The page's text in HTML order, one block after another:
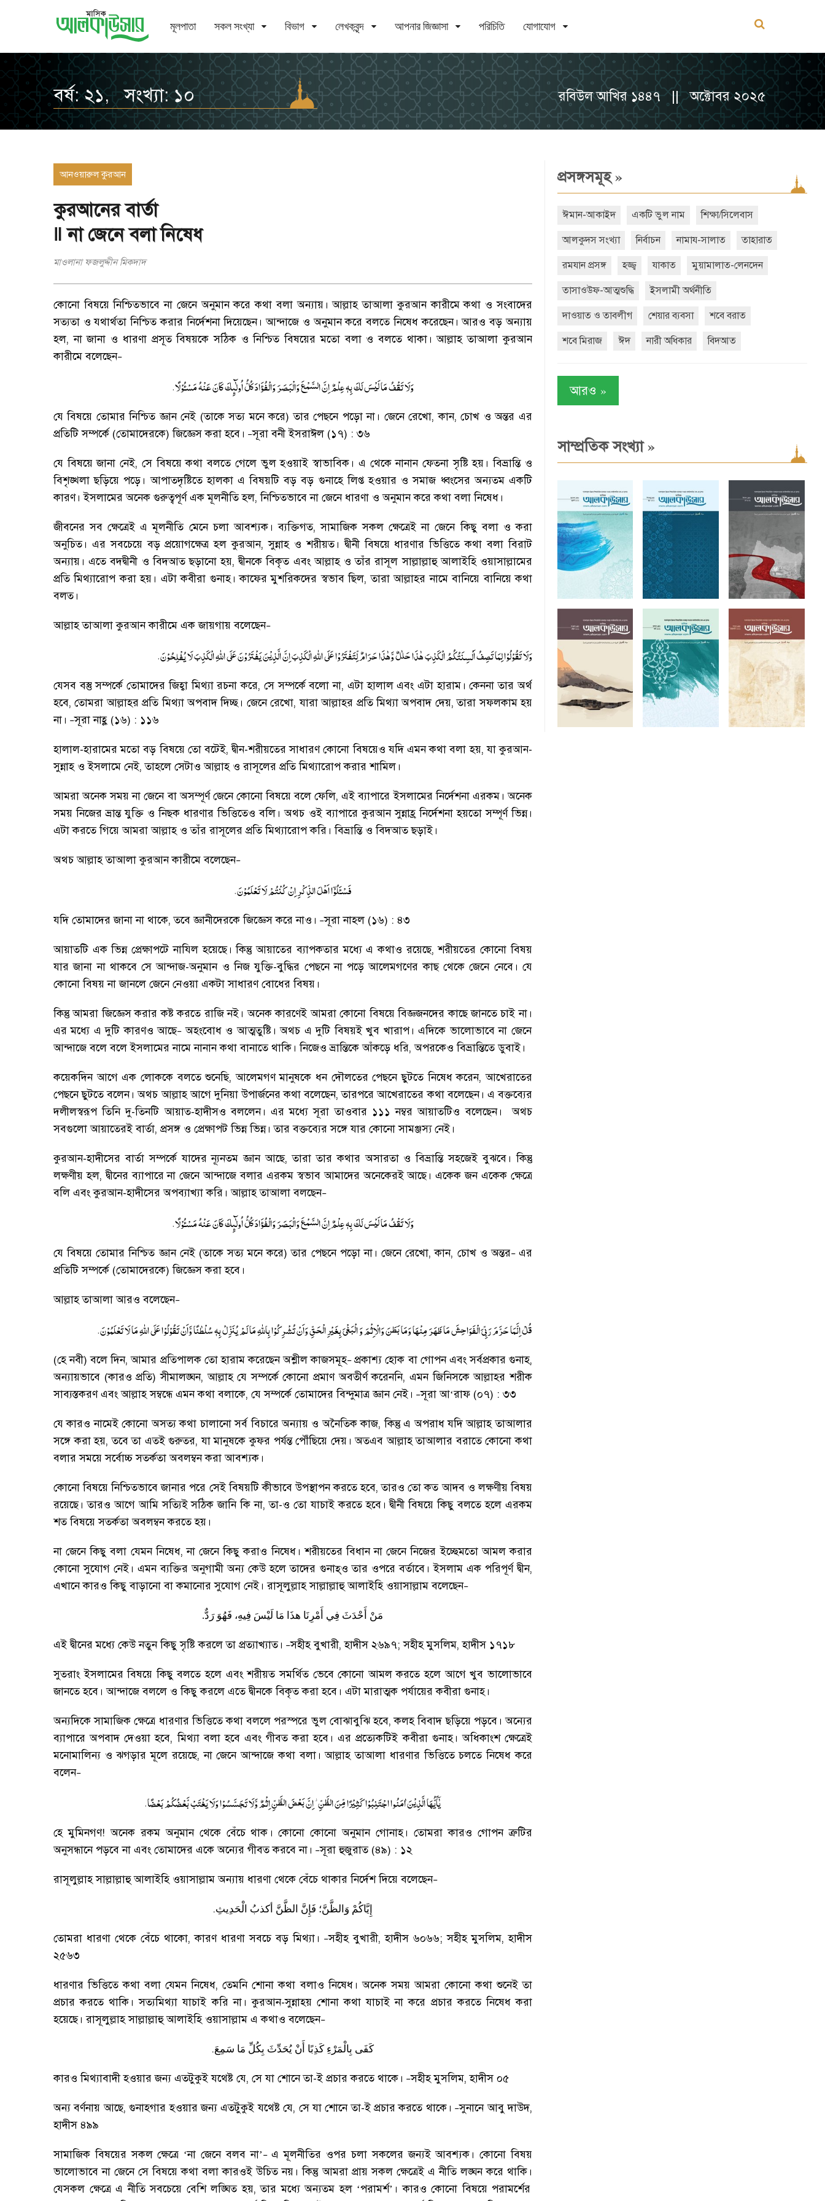
মূলপাতা সকল সংখ্যা বিভাগ লেখকবৃন্দ আপনার জিজ্ঞাসা পরিচিতি যোগাযোগ
বর্ষ: ২১, সংখ্যা: ১০ রবিউল আখির ১৪৪৭ || অক্টোবর ২০২৫
আনওয়ারুল কুরআন
কুরআনের বার্তা
‖ না জেনে বলা নিষেধ
মাওলানা ফজলুদ্দীন মিকদাদ
কোনো বিষয়ে নিশ্চিতভাবে না জেনে অনুমান করে কথা বলা অন্যায়। আল্লাহ তাআলা কুরআন কারীমে কথা ও সংবাদের
সত্যতা ও যথার্থতা নিশ্চিত করার নির্দেশনা দিয়েছেন। আন্দাজে ও অনুমান করে বলতে নিষেধ করেছেন। আরও বড় অন্যায়
হল,না জানা ও ধারণা প্রসূত বিষয়কে সঠিক ও নিশ্চিত বিষয়ের মতো বলা ও বলতে থাকা। আল্লাহ তাআলা কুরআন
কারীমে বলেছেন–
وَلَا تَقْفُ مَا لَیْسَ لَكَ بِهٖ عِلْمٌ اِنَّ السَّمْعَ وَالْبَصَرَ وَالْفُؤَادَ كُلُّ اُولٰٓىِٕكَ كَانَ عَنْهُ مَسْـُٔوْلًا.
যে বিষয়ে তোমার নিশ্চিত জ্ঞান নেই (তাকে সত্য মনে করে) তার পেছনে পড়ো না । জেনে রেখো,কান,চোখ ও অন্তর এর
প্রতিটি সম্পর্কে (তোমাদেরকে) জিজ্ঞেস করা হবে । –সূরা বনী ইসরাঈল (১৭) : ৩৬
যে বিষয়ে জানা নেই, সে বিষয়ে কথা বলতে গেলে ভুল হওয়াই স্বাভাবিক । এ থেকে নানান ফেতনা সৃষ্টি হয় । বিভ্রান্তি ও
বিশৃঙ্খলা ছড়িয়ে পড়ে । আপাতদৃষ্টিতে হালকা এ বিষয়টি বড় বড় গুনাহে লিপ্ত হওয়ার ও সমাজ ধ্বংসের অন্যতম একটি
কারণ। ইসলামের অনেক গুরুত্বপূর্ণ এক মূলনীতি হল,নিশ্চিতভাবে না জেনে ধারণা ও অনুমান করে কথা বলা নিষেধ ।
জীবনের সব ক্ষেত্রেই এ মূলনীতি মেনে চলা আবশ্যক। ব্যক্তিগত,সামাজিক সকল ক্ষেত্রেই না জেনে কিছু বলা ও করা
অনুচিত। এর সবচেয়ে বড় প্রয়োগক্ষেত্র হল কুরআন,সুন্নাহ ও শরীয়ত। দ্বীনী বিষয়ে ধারণার ভিত্তিতে কথা বলা বিরাট
অন্যায় । এতে বদদ্বীনী ও বিদআত ছড়ানো হয়,দ্বীনকে বিকৃত এবং আল্লাহ ও তাঁর রাসূল সাল্লাল্লাহু আলাইহি ওয়াসাল্লামের
প্রতি মিথ্যারোপ করা হয় । এটা কবীরা গুনাহ। কাফের মুশরিকদের স্বভাব ছিল,তারা আল্লাহর নামে বানিয়ে বানিয়ে কথা
বলত।
আল্লাহ তাআলা কুরআন কারীমে এক জায়গায় বলেছেন–
وَلَا تَقُوْلُوْا لِمَا تَصِفُ اَلْسِنَتُكُمُ الْكَذِبَ هٰذَا حَلٰلٌ وَّهٰذَا حَرَامٌ لِّتَفْتَرُوْا عَلَی اللهِ الْكَذِبَ اِنَّ الَّذِیْنَ یَفْتَرُوْنَ عَلَی اللهِ الْكَذِبَ لَا یُفْلِحُوْنَ.
যেসব বস্তু সম্পর্কে তোমাদের জিহ্বা মিথ্যা রচনা করে, সে সম্পর্কে বলো না, এটা হালাল এবং এটা হারাম। কেননা তার অর্থ
হবে,তোমরা আল্লাহর প্রতি মিথ্যা অপবাদ দিচ্ছ । জেনে রেখো,যারা আল্লাহর প্রতি মিথ্যা অপবাদ দেয়,তারা সফলকাম হয়
না । –সূরা নাহ্ল (১৬) : ১১৬
হালাল-হারামের মতো বড় বিষয়ে তো বটেই,দ্বীন-শরীয়তের সাধারণ কোনো বিষয়েও যদি এমন কথা বলা হয়,যা কুরআন-
সুন্নাহ ও ইসলামে নেই,তাহলে সেটাও আল্লাহ ও রাসূলের প্রতি মিথ্যারোপ করার শামিল ।
আমরা অনেক সময় না জেনে বা অসম্পূর্ণ জেনে কোনো বিষয়ে বলে ফেলি,এই ব্যাপারে ইসলামের নির্দেশনা এরকম। অনেক
সময় নিজের ভ্রান্ত যুক্তি ও নিছক ধারণার ভিত্তিতেও বলি । অথচ ওই ব্যাপারে কুরআন সুন্নাহ্র নির্দেশনা হয়তো সম্পূর্ণ ভিন্ন।
এটা করতে গিয়ে আমরা আল্লাহ ও তাঁর রাসূলের প্রতি মিথ্যারোপ করি । বিভ্রান্তি ও বিদআত ছড়াই।
অথচ আল্লাহ তাআলা কুরআন কারীমে বলেছেন–
فَسْـَٔلُوْۤا اَهْلَ الذِّكْرِ اِنْ كُنْتُمْ لَا تَعْلَمُوْنَ.
যদি তোমাদের জানা না থাকে,তবে জ্ঞানীদেরকে জিজ্ঞেস করে নাও । –সূরা নাহল (১৬) : ৪৩
আয়াতটি এক ভিন্ন প্রেক্ষাপটে নাযিল হয়েছে। কিন্তু আয়াতের ব্যাপকতার মধ্যে এ কথাও রয়েছে,শরীয়তের কোনো বিষয়
যার জানা না থাকবে সে আন্দাজ-অনুমান ও নিজ যুক্তি-বুদ্ধির পেছনে না পড়ে আলেমগণের কাছ থেকে জেনে নেবে। যে
কোনো বিষয় না জানলে জেনে নেওয়া একটা সাধারণ বোধের বিষয় ।
কিন্তু আমরা জিজ্ঞেস করার কষ্ট করতে রাজি নই। অনেক কারণেই আমরা কোনো বিষয়ে বিজ্ঞজনদের কাছে জানতে চাই না।
এর মধ্যে এ দুটি কারণও আছে– অহংবোধ ও আত্মতুষ্টি। অথচ এ দুটি বিষয়ই খুব খারাপ। এদিকে ভালোভাবে না জেনে
আন্দাজে বলে বলে ইসলামের নামে নানান কথা বানাতে থাকি । নিজেও ভ্রান্তিকে আঁকড়ে ধরি,অপরকেও বিভ্রান্তিতে ডুবাই।
কয়েকদিন আগে এক লোককে বলতে শুনেছি,আলেমগণ মানুষকে ধন দৌলতের পেছনে ছুটতে নিষেধ করেন,আখেরাতের
পেছনে ছুটতে বলেন। অথচ আল্লাহ আগে দুনিয়া উপার্জনের কথা বলেছেন,তারপরে আখেরাতের কথা বলেছেন। এ বক্তব্যের
দলীলস্বরূপ তিনি দু-তিনটি আয়াত-হাদীসও বললেন। এর মধ্যে সূরা তাওবার ১১১ নম্বর আয়াতটিও বলেছেন। অথচ
সবগুলো আয়াতেরই বার্তা, প্রসঙ্গ ও প্রেক্ষাপট ভিন্ন ভিন্ন। তার বক্তব্যের সঙ্গে যার কোনো সামঞ্জস্য নেই।
কুরআন-হাদীসের বার্তা সম্পর্কে যাদের ন্যূনতম জ্ঞান আছে,তারা তার কথার অসারতা ও বিভ্রান্তি সহজেই বুঝবে । কিন্তু
লক্ষণীয় হল,দ্বীনের ব্যাপারে না জেনে আন্দাজে বলার এরকম স্বভাব আমাদের অনেকেরই আছে। একেক জন একেক ক্ষেত্রে
বলি এবং কুরআন-হাদীসের অপব্যাখ্যা করি । আল্লাহ তাআলা বলছেন–
وَلَا تَقْفُ مَا لَیْسَ لَكَ بِهٖ عِلْمٌ اِنَّ السَّمْعَ وَالْبَصَرَ وَالْفُؤَادَ كُلُّ اُولٰٓىِٕكَ كَانَ عَنْهُ مَسْـُٔوْلًا.
যে বিষয়ে তোমার নিশ্চিত জ্ঞান নেই (তাকে সত্য মনে করে) তার পেছনে পড়ো না। জেনে রেখো,কান, চোখ ও অন্তর– এর
প্রতিটি সম্পর্কে (তোমাদেরকে) জিজ্ঞেস করা হবে ।
আল্লাহ তাআলা আরও বলেছেন–
قُلْ اِنَّمَا حَرَّمَ رَبِّیَ الْفَوَاحِشَ مَا ظَهَرَ مِنْهَا وَمَا بَطَنَ وَالْاِثْمَ وَ الْبَغْیَ بِغَیْرِ الْحَقِّ وَاَنْ تُشْرِكُوْا بِاللهِ مَا لَمْ یُنَزِّلْ بِهٖ سُلْطٰنًا وَّاَنْ تَقُوْلُوْا عَلَی اللهِ مَا لَا تَعْلَمُوْنَ.
(হে নবী) বলে দিন,আমার প্রতিপালক তো হারাম করেছেন অশ্লীল কাজসমূহ– প্রকাশ্য হোক বা গোপন এবং সর্বপ্রকার গুনাহ,
অন্যায়ভাবে (কারও প্রতি) সীমালঙ্ঘন,আল্লাহ যে সম্পর্কে কোনো প্রমাণ অবতীর্ণ করেননি,এমন জিনিসকে আল্লাহর শরীক
সাব্যস্তকরণ এবং আল্লাহ সম্বন্ধে এমন কথা বলাকে, যে সম্পর্কে তোমাদের বিন্দুমাত্র জ্ঞান নেই। –সূরা আ‘রাফ (০৭) : ৩৩
যে কারও নামেই কোনো অসত্য কথা চালানো সর্ব বিচারে অন্যায় ও অনৈতিক কাজ,কিন্তু এ অপরাধ যদি আল্লাহ তাআলার
সঙ্গে করা হয়,তবে তা এতই গুরুতর,যা মানুষকে কুফর পর্যন্ত পৌঁছিয়ে দেয়। অতএব আল্লাহ তাআলার বরাতে কোনো কথা
বলার সময়ে সর্বোচ্চ সতর্কতা অবলম্বন করা আবশ্যক ।
কোনো বিষয়ে নিশ্চিতভাবে জানার পরে সেই বিষয়টি কীভাবে উপস্থাপন করতে হবে,তারও তো কত আদব ও লক্ষণীয় বিষয়
রয়েছে। তারও আগে আমি সত্যিই সঠিক জানি কি না,তা-ও তো যাচাই করতে হবে। দ্বীনী বিষয়ে কিছু বলতে হলে এরকম
শত বিষয়ে সতর্কতা অবলম্বন করতে হয় ।
না জেনে কিছু বলা যেমন নিষেধ,না জেনে কিছু করাও নিষেধ। শরীয়তের বিধান না জেনে নিজের ইচ্ছেমতো আমল করার
কোনো সুযোগ নেই। এমন ব্যক্তির অনুগামী অন্য কেউ হলে তাদের গুনাহ্ও তার ওপরে বর্তাবে। ইসলাম এক পরিপূর্ণ দ্বীন,
এখানে কারও কিছু বাড়ানো বা কমানোর সুযোগ নেই। রাসূলুল্লাহ সাল্লাল্লাহু আলাইহি ওয়াসাল্লাম বলেছেন–
مَنْ أَحْدَثَ فِي أَمْرِنَا هذَا مَا لَيْسَ فِيهِ، فَهُوَ رَدٌّ.
এই দ্বীনের মধ্যে কেউ নতুন কিছু সৃষ্টি করলে তা প্রত্যাখ্যাত। –সহীহ বুখারী,হাদীস ২৬৯৭;সহীহ মুসলিম,হাদীস ১৭১৮
সুতরাং ইসলামের বিষয়ে কিছু বলতে হলে এবং শরীয়ত সমর্থিত ভেবে কোনো আমল করতে হলে আগে খুব ভালোভাবে
জানতে হবে । আন্দাজে বললে ও কিছু করলে এতে দ্বীনকে বিকৃত করা হবে । এটা মারাত্মক পর্যায়ের কবীরা গুনাহ ।
অন্যদিকে সামাজিক ক্ষেত্রে ধারণার ভিত্তিতে কথা বললে পরস্পরে ভুল বোঝাবুঝি হবে,কলহ বিবাদ ছড়িয়ে পড়বে। অন্যের
ব্যাপারে অপবাদ দেওয়া হবে,মিথ্যা বলা হবে এবং গীবত করা হবে । এর প্রত্যেকটিই কবীরা গুনাহ। অধিকাংশ ক্ষেত্রেই
মনোমালিন্য ও ঝগড়ার মূলে রয়েছে,না জেনে আন্দাজে কথা বলা। আল্লাহ তাআলা ধারণার ভিত্তিতে চলতে নিষেধ করে
বলেন–
یٰۤاَیُّهَا الَّذِیْنَ اٰمَنُوا اجْتَنِبُوْا كَثِیْرًا مِّنَ الظَّنِّ ؗ اِنَّ بَعْضَ الظَّنِّ اِثْمٌ وَّلَا تَجَسَّسُوْا وَلَا یَغْتَبْ بَّعْضُكُمْ بَعْضًا.
হে মুমিনগণ! অনেক রকম অনুমান থেকে বেঁচে থাক । কোনো কোনো অনুমান গোনাহ । তোমরা কারও গোপন ত্রুটির
অনুসন্ধানে পড়বে না এবং তোমাদের একে অন্যের গীবত করবে না । –সূরা হুজুরাত (৪৯) : ১২
রাসূলুল্লাহ সাল্লাল্লাহু আলাইহি ওয়াসাল্লাম অন্যায় ধারণা থেকে বেঁচে থাকার নির্দেশ দিয়ে বলেছেন–
إِيَّاكُمْ وَالظَّنَّ؛ فَإِنَّ الظَّنَّ أكذبُ الْحَدِيثِ.
তোমরা ধারণা থেকে বেঁচে থাকো,কারণ ধারণা সবচে বড় মিথ্যা। –সহীহ বুখারী,হাদীস ৬০৬৬;সহীহ মুসলিম,হাদীস
২৫৬৩
ধারণার ভিত্তিতে কথা বলা যেমন নিষেধ,তেমনি শোনা কথা বলাও নিষেধ। অনেক সময় আমরা কোনো কথা শুনেই তা
প্রচার করতে থাকি । সত্যমিথ্যা যাচাই করি না। কুরআন-সুন্নাহ্য় শোনা কথা যাচাই না করে প্রচার করতে নিষেধ করা
হয়েছে। রাসূলুল্লাহ সাল্লাল্লাহু আলাইহি ওয়াসাল্লাম এ কথাও বলেছেন–
كَفَى بِالْمَرْءِ كَذِبًا أَنْ يُحَدِّثَ بِكُلِّ مَا سَمِعَ.
কারও মিথ্যাবাদী হওয়ার জন্য এতটুকুই যথেষ্ট যে, সে যা শোনে তা-ই প্রচার করতে থাকে । –সহীহ মুসলিম,হাদীস ০৫
অন্য বর্ণনায় আছে,গুনাহগার হওয়ার জন্য এতটুকুই যথেষ্ট যে, সে যা শোনে তা-ই প্রচার করতে থাকে। –সুনানে আবু দাউদ,
হাদীস ৪৯৯
সামাজিক বিষয়ের সকল ক্ষেত্রে ‘না জেনে বলব না’– এ মূলনীতির ওপর চলা সকলের জন্যই আবশ্যক । কোনো বিষয়
ভালোভাবে না জেনে সে বিষয়ে কথা বলা কারওই উচিত নয় । কিন্তু আমরা প্রায় সকল ক্ষেত্রেই এ নীতি লঙ্ঘন করে থাকি।
যেসকল ক্ষেত্রে এ নীতি সবচেয়ে বেশি লঙ্ঘিত হয়,তার মধ্যে অন্যতম হল ‘পরামর্শ’ । কারও কোনো বিষয়ে পরামর্শের
প্রসঙ্গসমূহ»
ঈমান-আকাইদ একটি ভুল নাম শিক্ষা/সিলেবাস
আলকুদস সংখ্যা নির্বাচন নামায-সালাত তাহারাত
রমযান প্রসঙ্গ হজ্জ্ব যাকাত মুয়ামালাত-লেনদেন
তাসাওউফ-আত্মশুদ্ধি ইসলামী অর্থনীতি
দাওয়াত ও তাবলীগ শেয়ার ব্যবসা শবে বরাত
শবে মিরাজ ঈদ নারী অধিকার বিদআত
আরও »
সাম্প্রতিক সংখ্যা»